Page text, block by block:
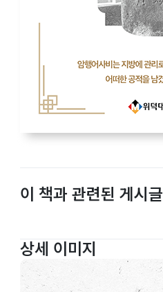
이 책과 관련된 게시글
상세 이미지